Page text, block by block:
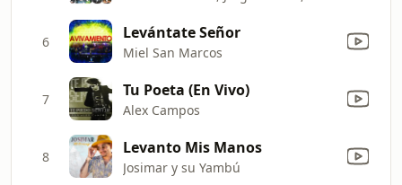
6 Levántate Señor
Miel San Marcos
7 Tu Poeta (En Vivo)
Alex Campos
8 Levanto Mis Manos
Josimar y su Yambú